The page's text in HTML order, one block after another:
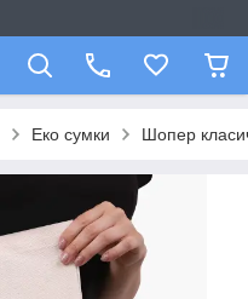
Еко сумки Шопер